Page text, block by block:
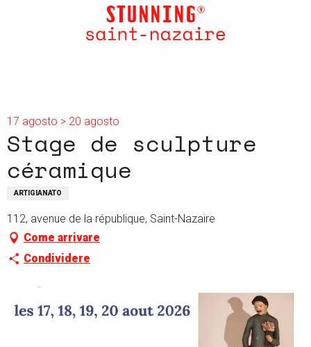
17 agosto > 20 agosto
Stage de sculpture
céramique
ARTIGIANATO
112, avenue de la république, Saint-Nazaire
Come arrivare
Condividere